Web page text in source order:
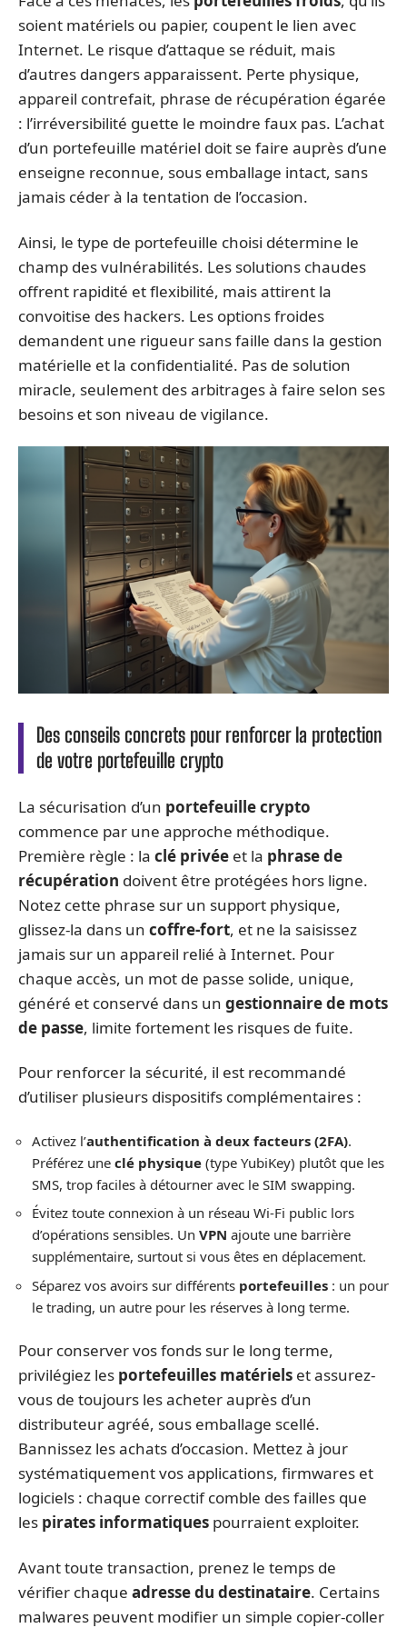
soient matériels ou papier, coupent le lien avec
Internet. Le risque d’attaque se réduit, mais
d’autres dangers apparaissent. Perte physique,
appareil contrefait, phrase de récupération égarée
: l’irréversibilité guette le moindre faux pas. L’achat
d’un portefeuille matériel doit se faire auprès d’une
enseigne reconnue, sous emballage intact, sans
jamais céder à la tentation de l’occasion.
Ainsi, le type de portefeuille choisi détermine le
champ des vulnérabilités. Les solutions chaudes
offrent rapidité et flexibilité, mais attirent la
convoitise des hackers. Les options froides
demandent une rigueur sans faille dans la gestion
matérielle et la confidentialité. Pas de solution
miracle, seulement des arbitrages à faire selon ses
besoins et son niveau de vigilance.
Des conseils concrets pour renforcer la protection
de votre portefeuille crypto
La sécurisation d’un portefeuille crypto
commence par une approche méthodique.
Première règle : la clé privée et la phrase de
récupération doivent être protégées hors ligne.
Notez cette phrase sur un support physique,
glissez-la dans un coffre-fort, et ne la saisissez
jamais sur un appareil relié à Internet. Pour
chaque accès, un mot de passe solide, unique,
généré et conservé dans un gestionnaire de mots
de passe, limite fortement les risques de fuite.
Pour renforcer la sécurité, il est recommandé
d’utiliser plusieurs dispositifs complémentaires :
Activez l’authentification à deux facteurs (2FA).
Préférez une clé physique (type YubiKey) plutôt que les
SMS, trop faciles à détourner avec le SIM swapping.
Évitez toute connexion à un réseau Wi-Fi public lors
d’opérations sensibles. Un VPN ajoute une barrière
supplémentaire, surtout si vous êtes en déplacement.
Séparez vos avoirs sur différents portefeuilles : un pour
le trading, un autre pour les réserves à long terme.
Pour conserver vos fonds sur le long terme,
privilégiez les portefeuilles matériels et assurez-
vous de toujours les acheter auprès d’un
distributeur agréé, sous emballage scellé.
Bannissez les achats d’occasion. Mettez à jour
systématiquement vos applications, firmwares et
logiciels : chaque correctif comble des failles que
les pirates informatiques pourraient exploiter.
Avant toute transaction, prenez le temps de
vérifier chaque adresse du destinataire. Certains
malwares peuvent modifier un simple copier-coller